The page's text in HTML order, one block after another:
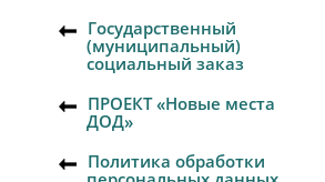
Государственный
(муниципальный)
социальный заказ
ПРОЕКТ «Новые места
ДОД»
Политика обработки